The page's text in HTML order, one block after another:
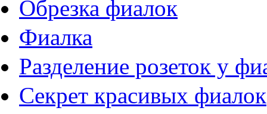
Обрезка фиалок
Фиалка
Разделение розеток у
Секрет красивых фиалок